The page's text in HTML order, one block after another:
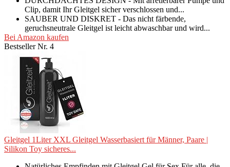
Clip, damit Ihr Gleitgel sicher verschlossen und...
SAUBER UND DISKRET - Das nicht färbende,
geruchsneutrale Gleitgel ist leicht abwaschbar und wird...
Bei Amazon kaufen
Bestseller Nr. 4
Gleitgel 1Liter XXL Gleitgel Wasserbasiert für Männer, Paare |
Silikon Toy sicheres...